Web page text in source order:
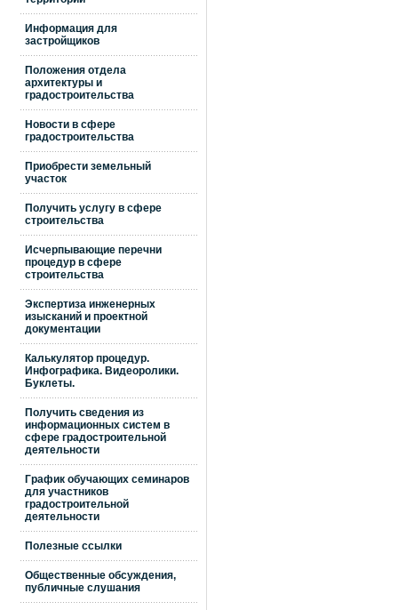
Информация для
застройщиков
Положения отдела
архитектуры и
градостроительства
Новости в сфере
градостроительства
Приобрести земельный
участок
Получить услугу в сфере
строительства
Исчерпывающие перечни
процедур в сфере
строительства
Экспертиза инженерных
изысканий и проектной
документации
Калькулятор процедур.
Инфографика. Видеоролики.
Буклеты.
Получить сведения из
информационных систем в
сфере градостроительной
деятельности
График обучающих семинаров
для участников
градостроительной
деятельности
Полезные ссылки
Общественные обсуждения,
публичные слушания